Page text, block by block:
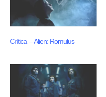
Crítica – Alien: Romulus